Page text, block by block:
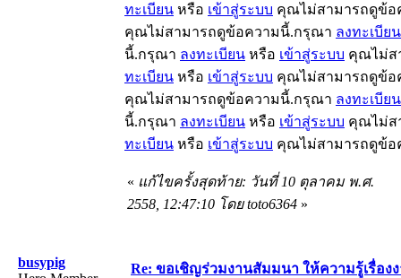
ทะเบียน หรือ เข้าสู่ระบบ คุณไม่สามารถดูข้
คุณไม่สามารถดูข้อความนี้.กรุณา ลงทะเบียน
นี้.กรุณา ลงทะเบียน หรือ เข้าสู่ระบบ คุณไม่ส
ทะเบียน หรือ เข้าสู่ระบบ คุณไม่สามารถดูข้
คุณไม่สามารถดูข้อความนี้.กรุณา ลงทะเบียน
นี้.กรุณา ลงทะเบียน หรือ เข้าสู่ระบบ คุณไม่ส
ทะเบียน หรือ เข้าสู่ระบบ คุณไม่สามารถดูข้
« แก้ไขครั้งสุดท้าย: วันที่ 10 ตุลาคม พ.ศ.
2558, 12:47:10 โดย toto6364 »
busypig
Re: ขอเชิญร่วมงานสัมมนา ให้ความรู้เรื่อง